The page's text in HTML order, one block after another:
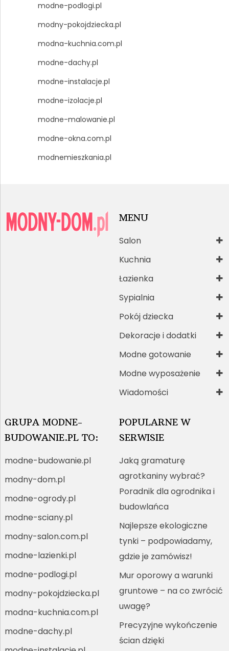
modne-podlogi.pl
modny-pokojdziecka.pl
modna-kuchnia.com.pl
modne-dachy.pl
modne-instalacje.pl
modne-izolacje.pl
modne-malowanie.pl
modne-okna.com.pl
modnemieszkania.pl
MENU
Salon
Kuchnia
Łazienka
Sypialnia
Pokój dziecka
Dekoracje i dodatki
Modne gotowanie
Modne wyposażenie
Wiadomości
GRUPA MODNE-
BUDOWANIE.PL TO:
modne-budowanie.pl
modny-dom.pl
modne-ogrody.pl
modne-sciany.pl
modny-salon.com.pl
modne-lazienki.pl
modne-podlogi.pl
modny-pokojdziecka.pl
modna-kuchnia.com.pl
modne-dachy.pl
POPULARNE W
SERWISIE
Jaką gramaturę
agrotkaniny wybrać?
Poradnik dla ogrodnika i
budowlańca
Najlepsze ekologiczne
tynki – podpowiadamy,
gdzie je zamówisz!
Mur oporowy a warunki
gruntowe – na co zwrócić
uwagę?
Precyzyjne wykończenie
ścian dzięki